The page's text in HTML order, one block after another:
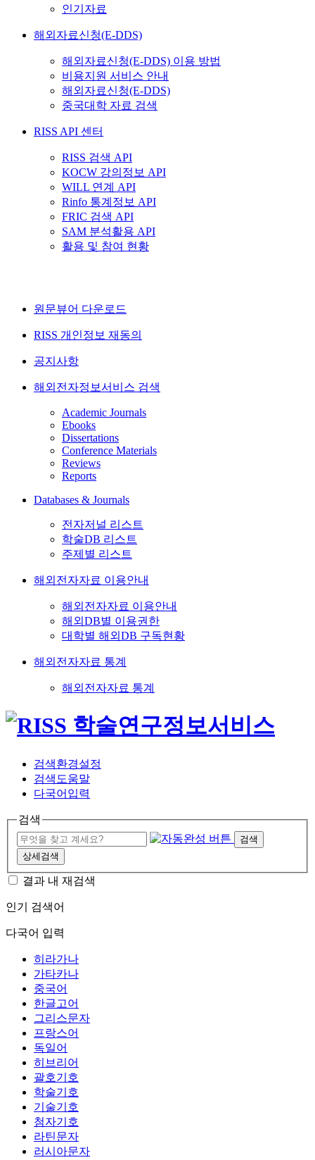
인기자료
해외자료신청(E-DDS)
해외자료신청(E-DDS) 이용 방법
비용지원 서비스 안내
해외자료신청(E-DDS)
중국대학 자료 검색
RISS API 센터
RISS 검색 API
KOCW 강의정보 API
WILL 연계 API
Rinfo 통계정보 API
FRIC 검색 API
SAM 분석활용 API
활용 및 참여 현황
원문뷰어 다운로드
RISS 개인정보 재동의
공지사항
해외전자정보서비스 검색
Academic Journals
Ebooks
Dissertations
Conference Materials
Reviews
Reports
Databases & Journals
전자저널 리스트
학술DB 리스트
주제별 리스트
해외전자자료 이용안내
해외전자자료 이용안내
해외DB별 이용권한
대학별 해외DB 구독현황
해외전자자료 통계
해외전자자료 통계
검색환경설정
검색도움말
다국어입력
검색
검색
상세검색
결과 내 재검색
인기 검색어
다국어 입력
히라가나
가타카나
중국어
한글고어
그리스문자
프랑스어
독일어
히브리어
괄호기호
학술기호
기술기호
첨자기호
라틴문자
러시아문자